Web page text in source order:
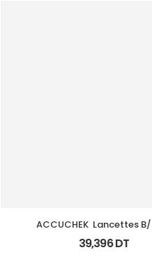
ACCUCHEK  Lancettes
(Prochidia)
39,396DT